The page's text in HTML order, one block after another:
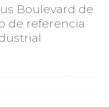
Boulevard de
de referencia